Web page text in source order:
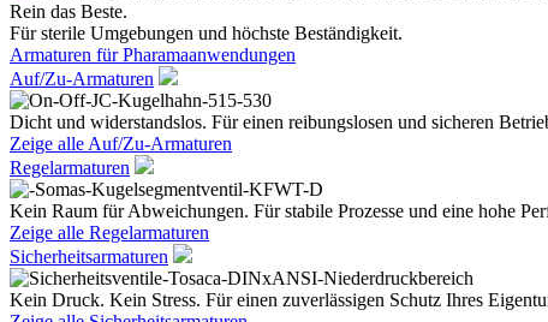
Rein das Beste.
Für sterile Umgebungen und höchste Beständigkeit.
Armaturen für Pharamaanwendungen
Auf/Zu-Armaturen
Dicht und widerstandslos. Für einen reibungslosen und sicheren
Zeige alle Auf/Zu-Armaturen
Regelarmaturen
Kein Raum für Abweichungen. Für stabile Prozesse und eine hohe
Zeige alle Regelarmaturen
Sicherheitsarmaturen
Kein Druck. Kein Stress. Für einen zuverlässigen Schutz Ihres